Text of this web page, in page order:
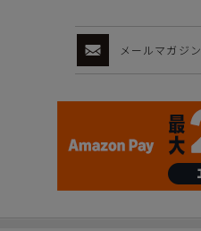
メールマガジン